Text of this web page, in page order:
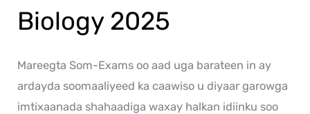
Biology 2025
Mareegta Som-Exams oo aad uga barateen in ay
ardayda soomaaliyeed ka caawiso u diyaar garowga
imtixaanada shahaadiga waxay halkan idiinku soo